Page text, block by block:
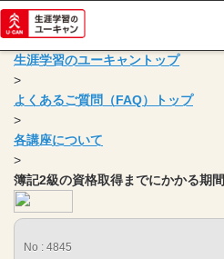
生涯学習のユーキャントップ
>
よくあるご質問（FAQ）トップ
>
各講座について
>
簿記2級の資格取得までにかかる期間
No : 4845